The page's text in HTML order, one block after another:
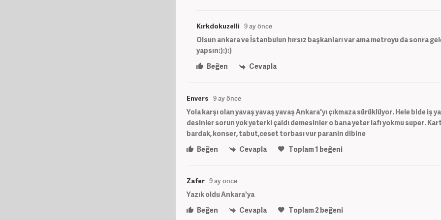
Kırkdokuzelli 9 ay önce
Olsun ankara ve İstanbulun hırsız başkanları var ama metroyu da sonra
yapsın:):):)
Beğen
Cevapla
Envers 9 ay önce
Yola karşı olan yavaş yavaş yavaş Ankara'yı çıkmaza sürüklüyor. Hele bide iş
desinler sorun yok yeterki çaldı demesinler o bana yeter lafı yokmu super.
bardak, konser, tabut,ceset torbası vur paranin dibine
Beğen
Cevapla Toplam1 beğeni
Zafer 9 ay önce
Yazık oldu Ankara'ya
Beğen
Cevapla Toplam2beğeni